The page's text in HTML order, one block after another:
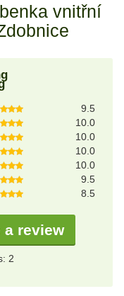
vnitřní
9.5
10.0
10.0
10.0
10.0
9.5
8.5
a review
2